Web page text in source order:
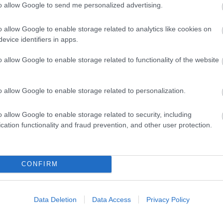
allow Google to send me personalized advertising.
allow Google to enable storage related to analytics like cookies on
identifiers in apps.
allow Google to enable storage related to functionality of the website
allow Google to enable storage related to personalization.
allow Google to enable storage related to security, including
functionality and fraud prevention, and other user protection.
CONFIRM
Data Deletion Data Access Privacy Policy
v interiéri
na celý rok zadarmo!
Získať predplatné